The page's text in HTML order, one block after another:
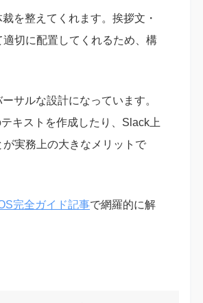
を整えてくれます。挨拶文・
切に配置してくれるため、構
サルな設計になっています。
キストを作成したり、Slack上
実務上の大きなメリットで
完全ガイド記事で網羅的に解